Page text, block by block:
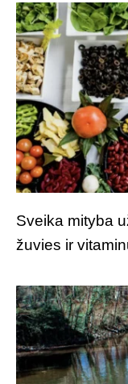
Sveika mityba
žuvies ir